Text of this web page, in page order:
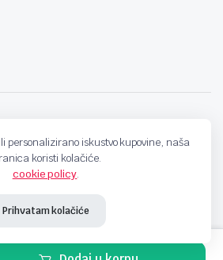
personalizirano iskustvo kupovine, naša
koristi kolačiće.
cookie policy.
Prihvatam kolačiće